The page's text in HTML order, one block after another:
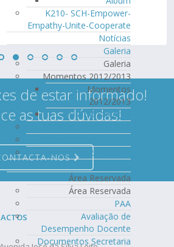
K210- SCH-Empower-
Empathy-Unite-Cooperate
Notícias
Galeria
Galeria
Momentos 2012/2013
Momentos
2012/2013
Dia do Diploma
Momentos 2015/2016
Área Reservada
Área Reservada
PAA
Avaliação de
Desempenho Docente
Documentos Secretaria
de estar informado!
as tuas dúvidas!
NOS